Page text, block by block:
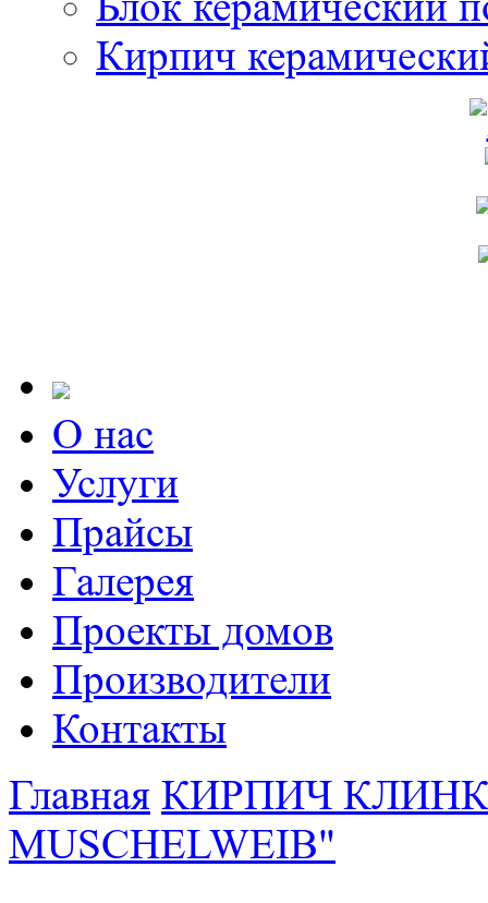
Кирпич
О нас
Услуги
Прайсы
Галерея
Проекты домов
Производители
Контакты
Главная КИРПИЧ
MUSCHELWEIB"